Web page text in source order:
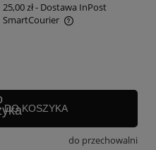
25,00 zł- Dostawa InPost
SmartCourier
płatności
DO KOSZYKA
do przechowalni